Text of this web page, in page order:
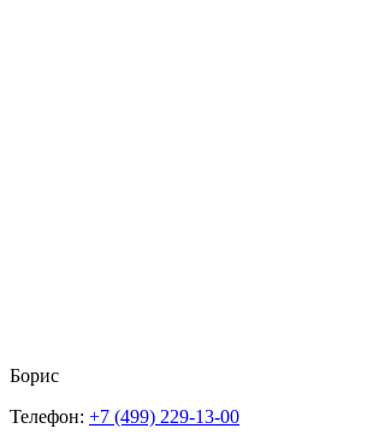
Борис
Телефон: +7 (499) 229-13-00